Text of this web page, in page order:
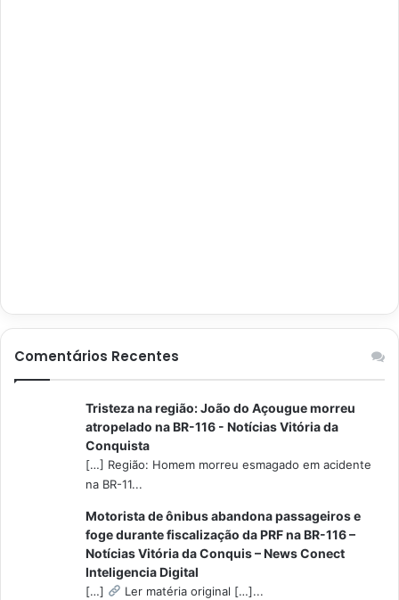
Comentários Recentes
Tristeza na região: João do Açougue morreu
atropelado na BR-116 - Notícias Vitória da
Conquista
[…] Região: Homem morreu esmagado em acidente
na BR-11...
Motorista de ônibus abandona passageiros e
foge durante fiscalização da PRF na BR-116 –
Notícias Vitória da Conquis – News Conect
Inteligencia Digital
[…] Ler matéria original […]...